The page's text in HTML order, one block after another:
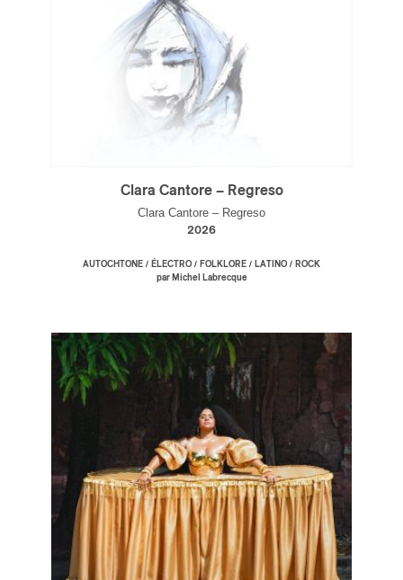
Clara Cantore – Regreso
Clara Cantore – Regreso
2026
AUTOCHTONE / ÉLECTRO / FOLKLORE / LATINO / ROCK
par Michel Labrecque